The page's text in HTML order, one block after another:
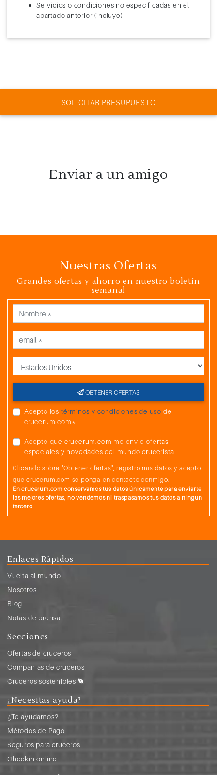
Servicios o condiciones no especificadas en el
apartado anterior (incluye)
SOLICITAR PRESUPUESTO
Enviar a un amigo
Nuestras Ofertas
Grandes ofertas y ahorro en nuestro boletín
semanal
OBTENER OFERTAS
Acepto los términos y condiciones de uso de
crucerum.com*
Acepto que crucerum.com me envíe ofertas
especiales y novedades del mundo crucerista
Clicando sobre "Obtener ofertas", registro mis datos y acepto
que crucerum.com se ponga en contacto conmigo.
En crucerum.com conservamos tus datos únicamente para enviarte
las mejores ofertas, no vendemos ni traspasamos tus datos a ningun
tercero
Enlaces Rápidos
Vuelta al mundo
Nosotros
Blog
Notas de prensa
Secciones
Ofertas de cruceros
Compañias de cruceros
Cruceros sostenibles
¿Necesitas ayuda?
¿Te ayudamos?
Métodos de Pago
Seguros para cruceros
Checkin online